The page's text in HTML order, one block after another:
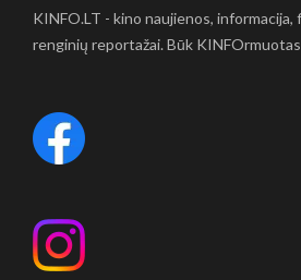
KINFO.LT - kino naujienos, informacija,
renginių reportažai. Būk